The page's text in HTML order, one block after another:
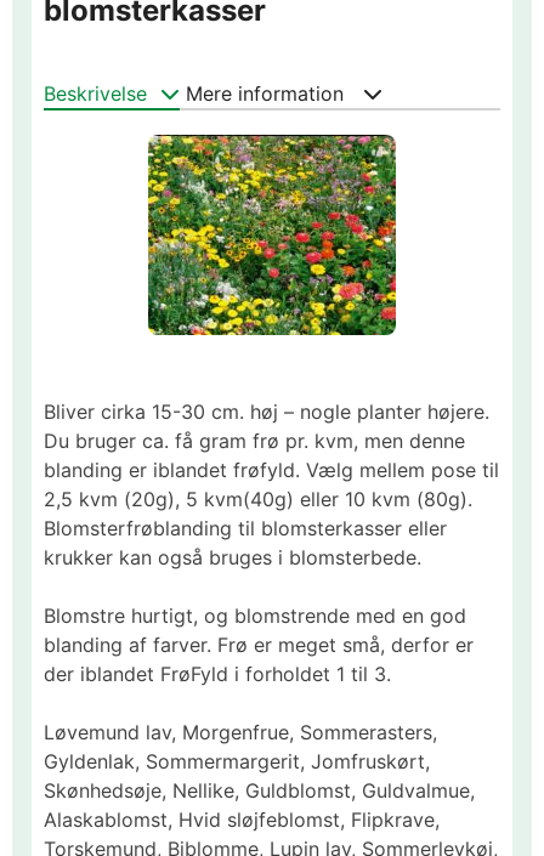
blomsterkasser
Beskrivelse Mere information
Bliver cirka 15-30 cm. høj – nogle planter højere.
Du bruger ca. få gram frø pr. kvm, men denne
blanding er iblandet frøfyld. Vælg mellem pose til
2,5 kvm (20g), 5 kvm(40g) eller 10 kvm (80g).
Blomsterfrøblanding til blomsterkasser eller
krukker kan også bruges i blomsterbede.
Blomstre hurtigt, og blomstrende med en god
blanding af farver. Frø er meget små, derfor er
der iblandet FrøFyld i forholdet 1 til 3.
Løvemund lav, Morgenfrue, Sommerasters,
Gyldenlak, Sommermargerit, Jomfruskørt,
Skønhedsøje, Nellike, Guldblomst, Guldvalmue,
Alaskablomst, Hvid sløjfeblomst, Flipkrave,
Torskemund, Biblomme, Lupin lav, Sommerlevkøj,